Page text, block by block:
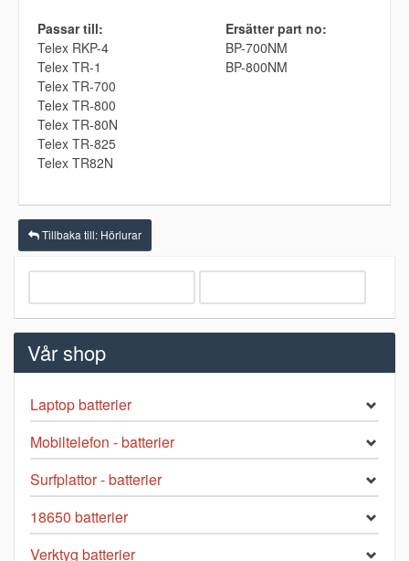
Passar till:
Ersätter part no:
Telex RKP-4
Telex TR-1
Telex TR-700
Telex TR-800
Telex TR-80N
Telex TR-825
Telex TR82N
BP-700NM
BP-800NM
Tillbaka till: Hörlurar
Vår shop
Laptop batterier
Mobiltelefon - batterier
Surfplattor - batterier
18650 batterier
Verktyg batterier